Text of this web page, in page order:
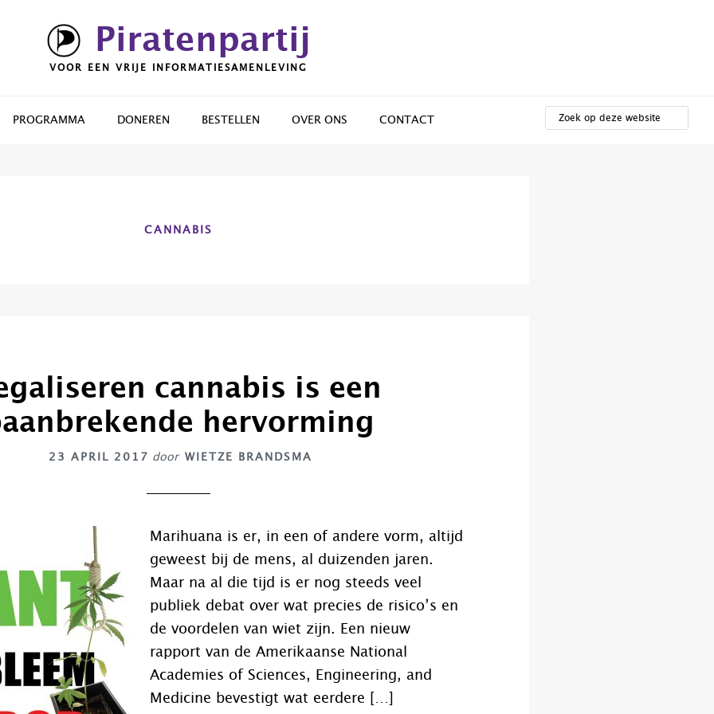
Piratenpartij
VOOR EEN VRIJE INFORMATIESAMENLEVING
PROGRAMMA DONEREN BESTELLEN OVER ONS CONTACT
OP
DEZE
CANNABIS
cannabis is een
hervorming
23 APRIL 2017 door WIETZE BRANDSMA
Marihuana is er, in een of andere vorm, altijd
geweest bij de mens, al duizenden jaren.
Maar na al die tijd is er nog steeds veel
publiek debat over wat precies de risico’s en
de voordelen van wiet zijn. Een nieuw
rapport van de Amerikaanse National
Academies of Sciences, Engineering, and
Medicine bevestigt wat eerdere […]